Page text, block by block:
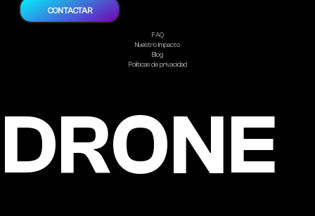
FAQ
Nuestro Impacto
Blog
Politicas de privacidad
CONTACTAR
DRONE